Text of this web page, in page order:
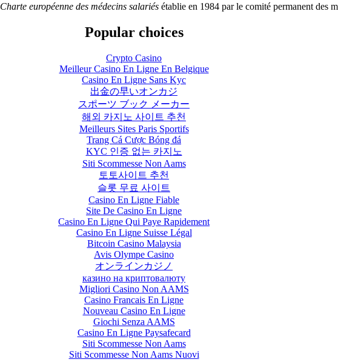
Charte européenne des médecins salariés établie en 1984 par le comité permanent des
Popular choices
Crypto Casino
Meilleur Casino En Ligne En Belgique
Casino En Ligne Sans Kyc
出金の早いオンカジ
スポーツ ブック メーカー
해외 카지노 사이트 추천
Meilleurs Sites Paris Sportifs
Trang Cá Cược Bóng đá
KYC 인증 없는 카지노
Siti Scommesse Non Aams
토토사이트 추천
슬롯 무료 사이트
Casino En Ligne Fiable
Site De Casino En Ligne
Casino En Ligne Qui Paye Rapidement
Casino En Ligne Suisse Légal
Bitcoin Casino Malaysia
Avis Olympe Casino
オンラインカジノ
казино на криптовалюту
Migliori Casino Non AAMS
Casino Francais En Ligne
Nouveau Casino En Ligne
Giochi Senza AAMS
Casino En Ligne Paysafecard
Siti Scommesse Non Aams
Siti Scommesse Non Aams Nuovi